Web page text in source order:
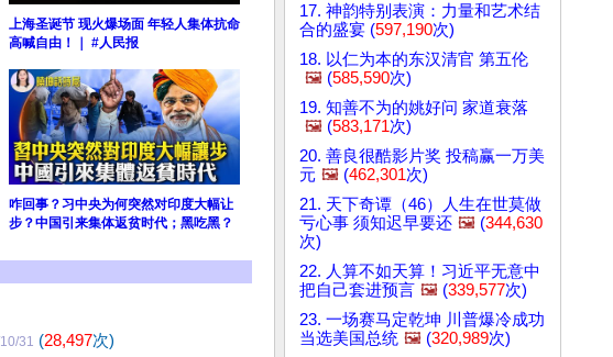
上海圣诞节 现火爆场面 年轻人集体抗命
高喊自由！｜ #人民报
咋回事？习中央为何突然对印度大幅让
步？中国引来集体返贫时代；黑吃黑？
31 (28,497次)
17. 神韵特别表演：力量和艺术结
合的盛宴 (597,190次)
18. 以仁为本的东汉清官 第五伦
🖼️ (585,590次)
19. 知善不为的姚好问 家道衰落
🖼️ (583,171次)
20. 善良很酷影片奖 投稿赢一万美
元 🖼️ (462,301次)
21. 天下奇谭（46）人生在世莫做
亏心事 须知迟早要还 🖼️ (344,630
次)
22. 人算不如天算！习近平无意中
把自己套进预言 🖼️ (339,577次)
23. 一场赛马定乾坤 川普爆冷成功
当选美国总统 🖼️ (320,989次)